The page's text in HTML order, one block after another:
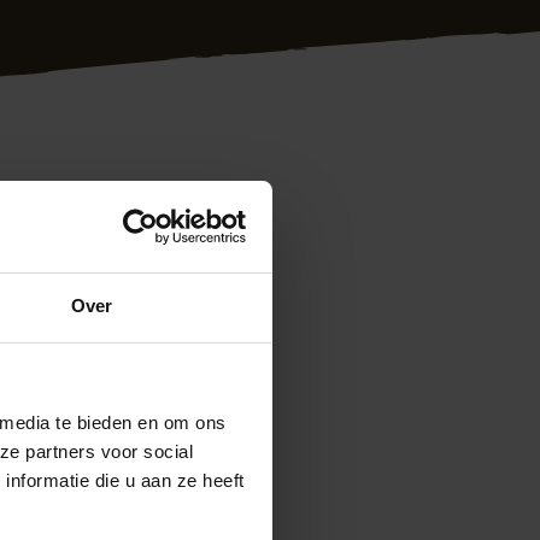
Over
te bieden en om ons
partners voor social
die u aan ze heeft
van een
gewoon even
vrijblijvend met
Ook
5 minuten kunt